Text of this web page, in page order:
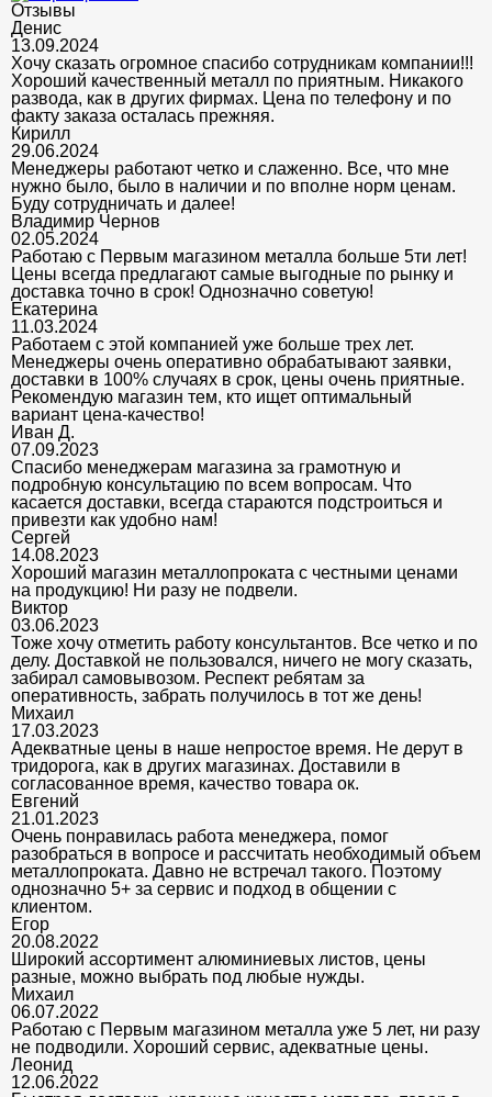
Отзывы
Денис
13.09.2024
Хочу сказать огромное спасибо сотрудникам компании!!!
Хороший качественный металл по приятным. Никакого
развода, как в других фирмах. Цена по телефону и по
факту заказа осталась прежняя.
Кирилл
29.06.2024
Менеджеры работают четко и слаженно. Все, что мне
нужно было, было в наличии и по вполне норм ценам.
Буду сотрудничать и далее!
Владимир Чернов
02.05.2024
Работаю с Первым магазином металла больше 5ти лет!
Цены всегда предлагают самые выгодные по рынку и
доставка точно в срок! Однозначно советую!
Екатерина
11.03.2024
Работаем с этой компанией уже больше трех лет.
Менеджеры очень оперативно обрабатывают заявки,
доставки в 100% случаях в срок, цены очень приятные.
Рекомендую магазин тем, кто ищет оптимальный
вариант цена-качество!
Иван Д.
07.09.2023
Спасибо менеджерам магазина за грамотную и
подробную консультацию по всем вопросам. Что
касается доставки, всегда стараются подстроиться и
привезти как удобно нам!
Сергей
14.08.2023
Хороший магазин металлопроката с честными ценами
на продукцию! Ни разу не подвели.
Виктор
03.06.2023
Тоже хочу отметить работу консультантов. Все четко и по
делу. Доставкой не пользовался, ничего не могу сказать,
забирал самовывозом. Респект ребятам за
оперативность, забрать получилось в тот же день!
Михаил
17.03.2023
Адекватные цены в наше непростое время. Не дерут в
тридорога, как в других магазинах. Доставили в
согласованное время, качество товара ок.
Евгений
21.01.2023
Очень понравилась работа менеджера, помог
разобраться в вопросе и рассчитать необходимый объем
металлопроката. Давно не встречал такого. Поэтому
однозначно 5+ за сервис и подход в общении с
клиентом.
Егор
20.08.2022
Широкий ассортимент алюминиевых листов, цены
разные, можно выбрать под любые нужды.
Михаил
06.07.2022
Работаю с Первым магазином металла уже 5 лет, ни разу
не подводили. Хороший сервис, адекватные цены.
Леонид
12.06.2022